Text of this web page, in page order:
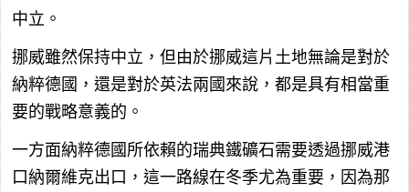
中立。
挪威雖然保持中立，但由於挪威這片土地無論是對於
納粹德國，還是對於英法兩國來說，都是具有相當重
要的戰略意義的。
一方面納粹德國所依賴的瑞典鐵礦石需要透過挪威港
口納爾維克出口，這一路線在冬季尤為重要，因為那